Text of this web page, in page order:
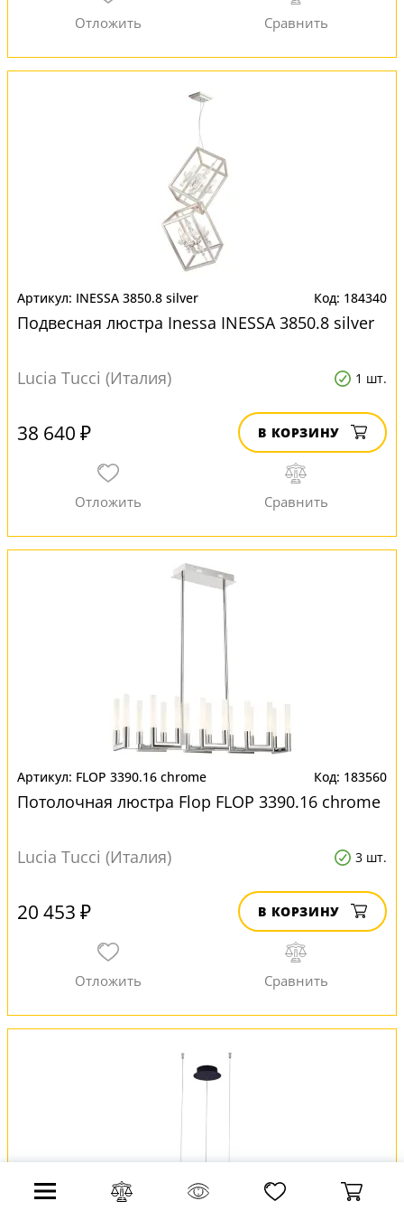
INESSA 3850.8 silver 184340
Подвесная люстра Inessa INESSA 3850.8 silver
Lucia Tucci (Италия) 1 шт.
38 640 ₽ В КОРЗИНУ
FLOP 3390.16 chrome 183560
Потолочная люстра Flop FLOP 3390.16 chrome
Lucia Tucci (Италия) 3 шт.
20 453 ₽ В КОРЗИНУ